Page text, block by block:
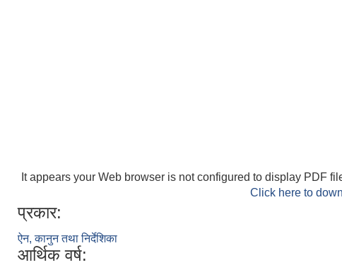
It appears your Web browser is not configured to display PDF
Click here to
प्रकार:
ऐन, कानुन तथा निर्देशिका
आर्थिक वर्ष: